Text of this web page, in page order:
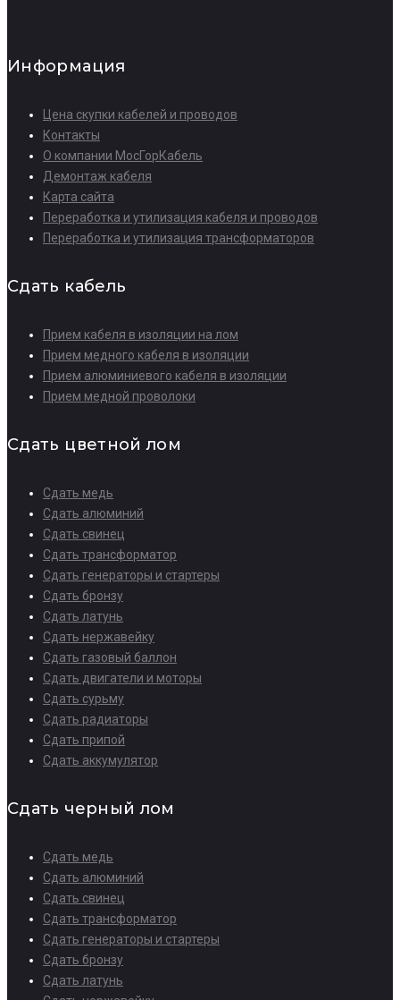
Информация
Цена скупки кабелей и проводов
Контакты
О компании МосГорКабель
Демонтаж кабеля
Карта сайта
Переработка и утилизация кабеля и проводов
Переработка и утилизация трансформаторов
Сдать кабель
Прием кабеля в изоляции на лом
Прием медного кабеля в изоляции
Прием алюминиевого кабеля в изоляции
Прием медной проволоки
Сдать цветной лом
Сдать медь
Сдать алюминий
Сдать свинец
Сдать трансформатор
Сдать генераторы и стартеры
Сдать бронзу
Сдать латунь
Сдать нержавейку
Сдать газовый баллон
Сдать двигатели и моторы
Сдать сурьму
Сдать радиаторы
Сдать припой
Сдать аккумулятор
Сдать черный лом
Сдать медь
Сдать алюминий
Сдать свинец
Сдать трансформатор
Сдать генераторы и стартеры
Сдать бронзу
Сдать латунь